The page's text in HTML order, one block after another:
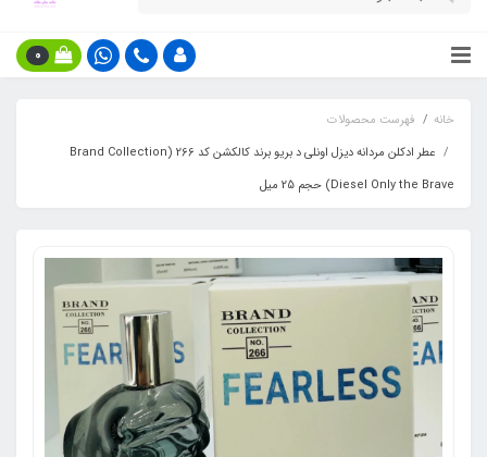
0
خانه
فهرست محصولات
عطر ادکلن مردانه دیزل اونلی د بریو برند کالکشن کد 266 (Brand Collection
Diesel Only the Brave) حجم 25 میل